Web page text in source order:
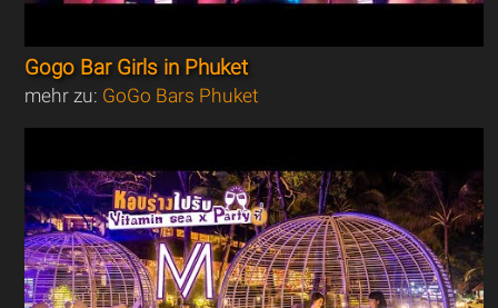
Gogo Bar Girls in Phuket
mehr zu: GoGo Bars Phuket